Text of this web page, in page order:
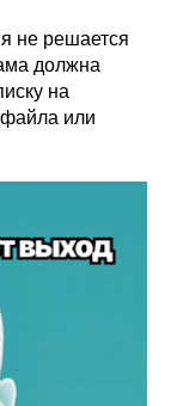
не решается
должна
на
файла или